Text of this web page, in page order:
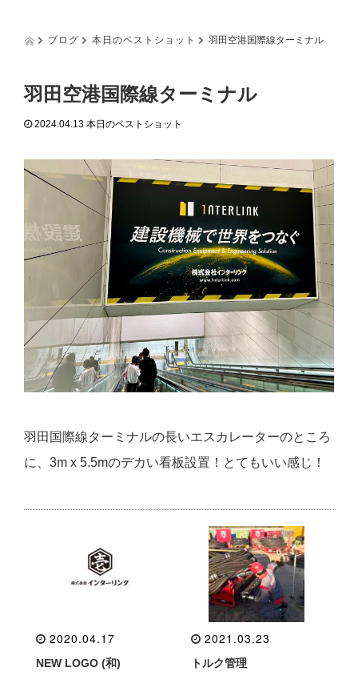
t
ブログ 本日のベストショット 羽田空港国際線ターミナル
羽田空港国際線ターミナル
2024.04.13 本日のベストショット
羽田国際線ターミナルの長いエスカレーターのところ
に、3m x 5.5mのデカい看板設置！とてもいい感じ！
2020.04.17
NEW LOGO (和)
2021.03.23
トルク管理